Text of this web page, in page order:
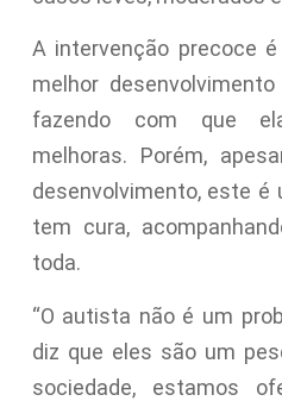
A intervenção precoce
melhor
fazendo com que
melhoras. Porém,
desenvolvimento, este é
tem cura,
toda.
“O autista não é um
diz que eles são um
sociedade, estamos